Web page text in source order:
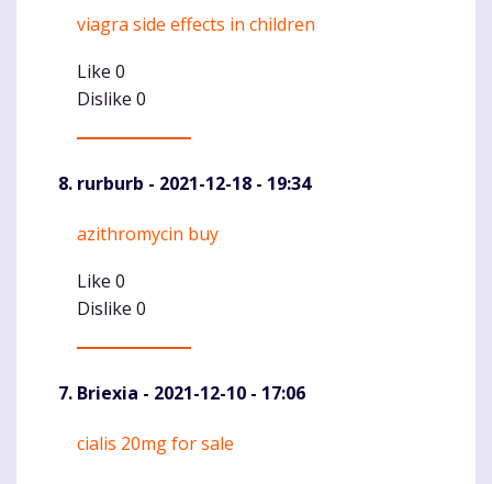
Komentaras
viagra side effects in children
Like 0
Dislike 0
rurburb - 2021-12-18 - 19:34
Komentaras
azithromycin buy
Like 0
Dislike 0
Briexia - 2021-12-10 - 17:06
Komentaras
cialis 20mg for sale